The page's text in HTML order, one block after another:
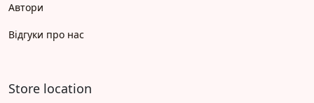
Автори
Відгуки про нас
Store location